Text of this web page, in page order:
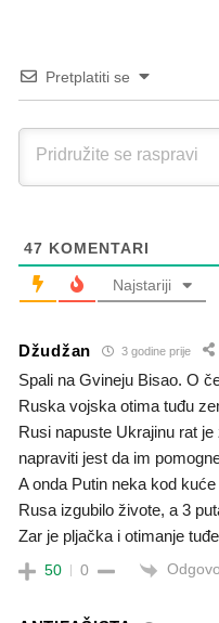
Pretplatiti se
47 KOMENTARI
Najstariji
Džudžan 3 godine prije
Spali na Gvineju Bisao. O
Ruska vojska otima tuđu
Rusi napuste Ukrajinu rat
napraviti jest da im
A onda Putin neka kod
Rusa izgubilo živote, a 3
Zar je pljačka i otimanje
50 0